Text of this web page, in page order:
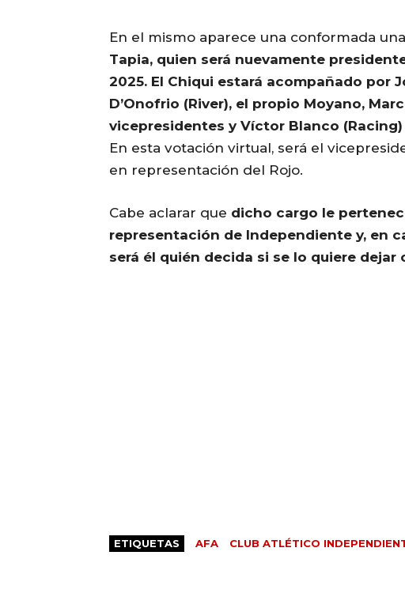
En el mismo aparece una conformada
Tapia, quien será nuevamente
2025. El Chiqui estará acompañado por
D’Onofrio (River), el propio Moyano,
vicepresidentes y Víctor Blanco
En esta votación virtual, será el
en representación del Rojo.
Cabe aclarar que dicho cargo le
representación de Independiente y, en
será él quién decida si se lo quiere
ETIQUETAS AFA CLUB ATLÉTICO